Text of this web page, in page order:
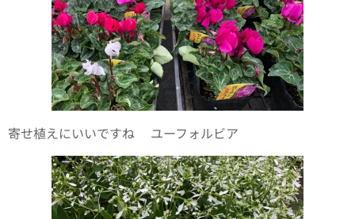
寄せ植えにいいですね✨ユーフォルビア